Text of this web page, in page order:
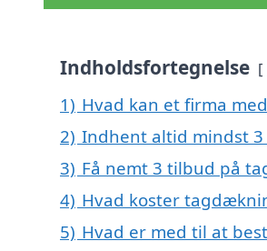
Indholdsfortegnelse
1) Hvad kan et firma
2) Indhent altid mindst
3) Få nemt 3 tilbud på
4) Hvad koster
5) Hvad er med til at